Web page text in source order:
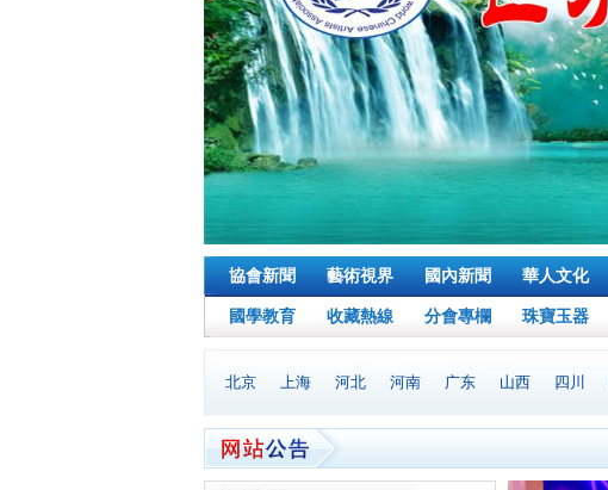
協會新聞 藝術視界 國內新聞 華人文化
國學教育 收藏熱線 分會專欄 珠寶玉器
北京 上海 河北 河南 广东 山西 四川